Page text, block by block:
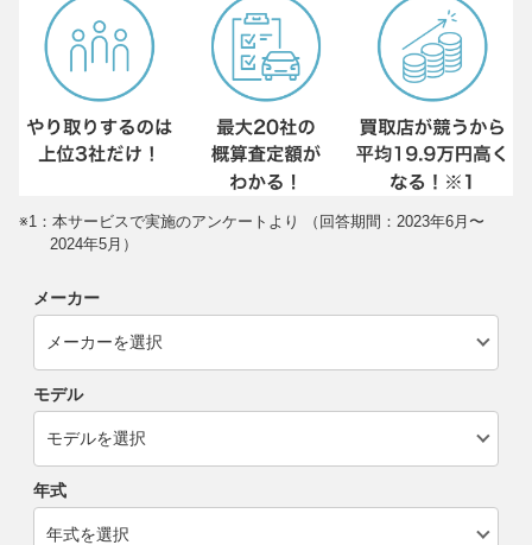
※1：本サービスで実施のアンケートより （回答期間：2023年6月〜
2024年5月）
メーカー
モデル
年式